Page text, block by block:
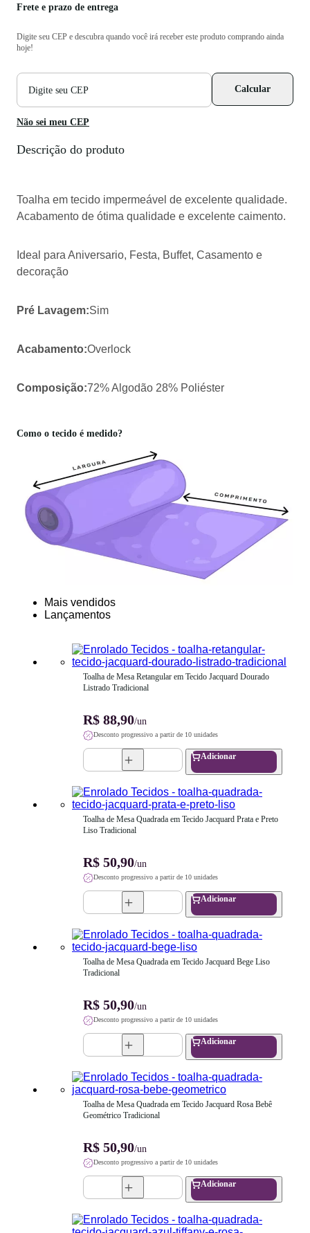
Frete e prazo de entrega
Digite seu CEP e descubra quando você irá receber este produto comprando ainda
hoje!
CEP
para
cálculo
frete
Calcular
Não sei meu CEP
Descrição do produto
Toalha em tecido impermeável de excelente qualidade.
Acabamento de ótima qualidade e excelente caimento.
Ideal para Aniversario, Festa, Buffet, Casamento e
decoração
Pré Lavagem:Sim
Acabamento:Overlock
Composição:72% Algodão 28% Poliéster
Como o tecido é medido?
Mais vendidos
Lançamentos
Toalha de Mesa Retangular em Tecido Jacquard Dourado
Listrado Tradicional
R$ 88,90/un
Desconto progressivo a partir de 10 unidades
Adicionar
Toalha de Mesa Quadrada em Tecido Jacquard Prata e Preto
Liso Tradicional
R$ 50,90/un
Desconto progressivo a partir de 10 unidades
Adicionar
Toalha de Mesa Quadrada em Tecido Jacquard Bege Liso
Tradicional
R$ 50,90/un
Desconto progressivo a partir de 10 unidades
Adicionar
Toalha de Mesa Quadrada em Tecido Jacquard Rosa Bebê
Geométrico Tradicional
R$ 50,90/un
Desconto progressivo a partir de 10 unidades
Adicionar